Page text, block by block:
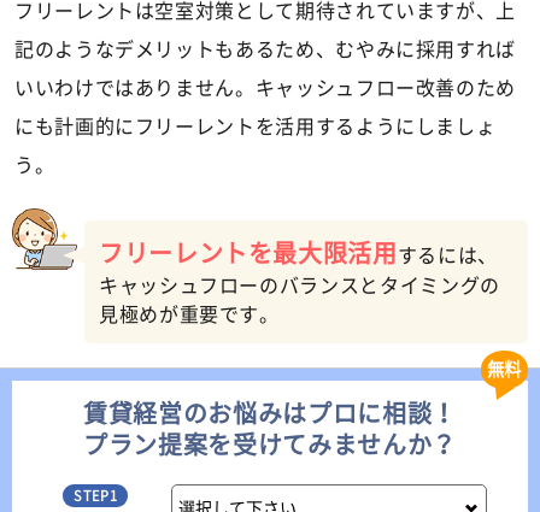
フリーレントは空室対策として期待されていますが、上
記のようなデメリットもあるため、むやみに採用すれば
いいわけではありません。キャッシュフロー改善のため
にも計画的にフリーレントを活用するようにしましょ
う。
フリーレントを最大限活用 するには、
キャッシュフローのバランスとタイミングの
見極めが重要です。
賃貸経営のお悩みはプロに相談！
プラン提案を受けてみませんか？
無料
STEP1